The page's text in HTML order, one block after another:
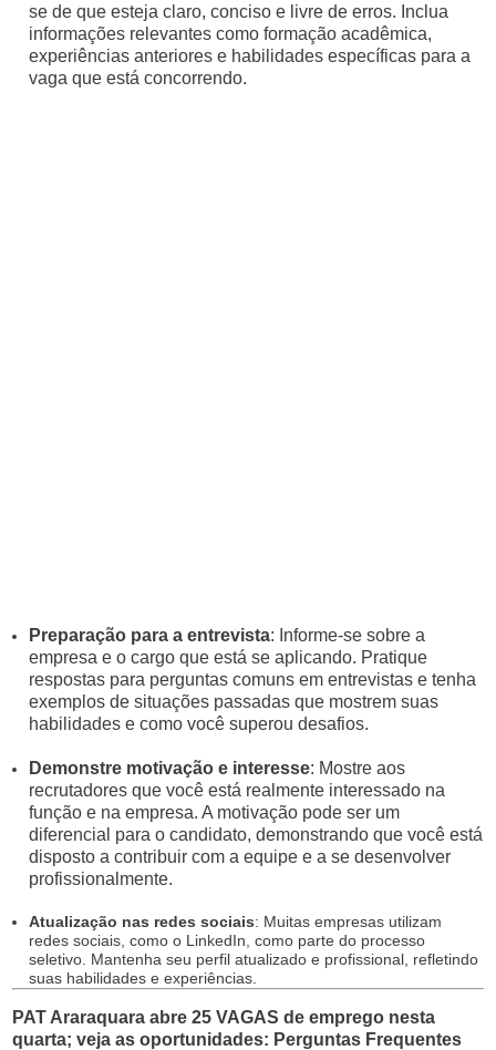
se de que esteja claro, conciso e livre de erros. Inclua
informações relevantes como formação acadêmica,
experiências anteriores e habilidades específicas para a
vaga que está concorrendo.
Preparação para a entrevista: Informe-se sobre a
empresa e o cargo que está se aplicando. Pratique
respostas para perguntas comuns em entrevistas e tenha
exemplos de situações passadas que mostrem suas
habilidades e como você superou desafios.
Demonstre motivação e interesse: Mostre aos
recrutadores que você está realmente interessado na
função e na empresa. A motivação pode ser um
diferencial para o candidato, demonstrando que você está
disposto a contribuir com a equipe e a se desenvolver
profissionalmente.
Atualização nas redes sociais: Muitas empresas utilizam
redes sociais, como o LinkedIn, como parte do processo
seletivo. Mantenha seu perfil atualizado e profissional, refletindo
suas habilidades e experiências.
PAT Araraquara abre 25 VAGAS de emprego nesta
quarta; veja as oportunidades: Perguntas Frequentes